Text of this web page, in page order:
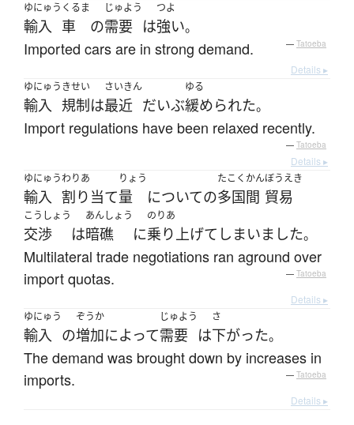
ゆにゅう
輸入
くるま
車 の
じゅよう
需要 は
つよ
強い。
Imported cars are in strong demand. — Tatoeba
Details ▸
ゆにゅう
輸入
きせい
規制は
さいきん
最近 だいぶ
ゆる
緩められた。
Import regulations have been relaxed recently.
— Tatoeba
Details ▸
ゆにゅう
輸入
わりあ
割り当て
りょう
量 についての
たこくかん
多国間
ぼうえき
貿易
こうしょう
交渉 は
あんしょう
暗礁 に
のりあ
乗り上げて しまいました。
Multilateral trade negotiations ran aground over
import quotas.
— Tatoeba
Details ▸
ゆにゅう
輸入 の
ぞうか
増加によって
じゅよう
需要 は
さ
下がった。
The demand was brought down by increases in
imports.
— Tatoeba
Details ▸